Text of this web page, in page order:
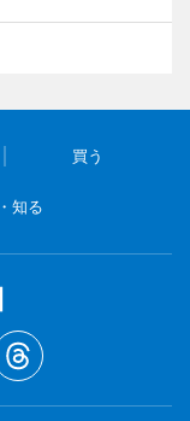
買う
知る